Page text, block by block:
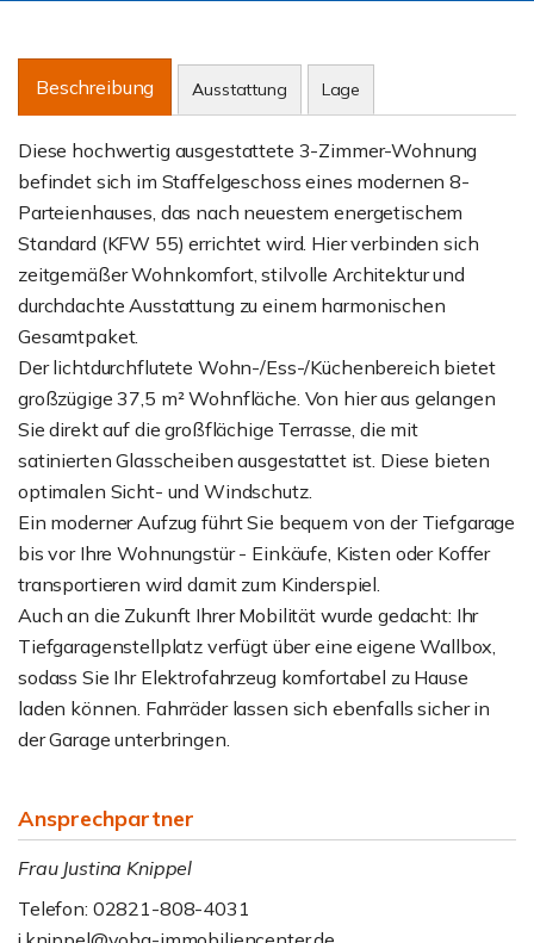
Beschreibung Ausstattung Lage
Diese hochwertig ausgestattete 3-Zimmer-Wohnung
befindet sich im Staffelgeschoss eines modernen 8-
Parteienhauses, das nach neuestem energetischem
Standard (KFW 55) errichtet wird. Hier verbinden sich
zeitgemäßer Wohnkomfort, stilvolle Architektur und
durchdachte Ausstattung zu einem harmonischen
Gesamtpaket.
Der lichtdurchflutete Wohn-/Ess-/Küchenbereich bietet
großzügige 37,5 m² Wohnfläche. Von hier aus gelangen
Sie direkt auf die großflächige Terrasse, die mit
satinierten Glasscheiben ausgestattet ist. Diese bieten
optimalen Sicht- und Windschutz.
Ein moderner Aufzug führt Sie bequem von der Tiefgarage
bis vor Ihre Wohnungstür - Einkäufe, Kisten oder Koffer
transportieren wird damit zum Kinderspiel.
Auch an die Zukunft Ihrer Mobilität wurde gedacht: Ihr
Tiefgaragenstellplatz verfügt über eine eigene Wallbox,
sodass Sie Ihr Elektrofahrzeug komfortabel zu Hause
laden können. Fahrräder lassen sich ebenfalls sicher in
der Garage unterbringen.
Ansprechpartner
Frau Justina Knippel
Telefon: 02821-808-4031